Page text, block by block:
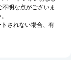
明な点がございま
されない場合、有